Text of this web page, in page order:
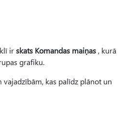
irskats Komandas maiņas, kurā
grafiku.
kas palīdz plānot un